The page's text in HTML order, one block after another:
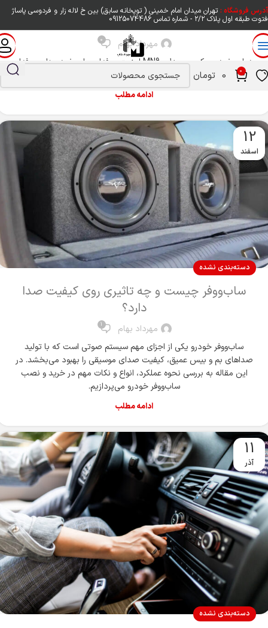
آدرس فروشگاه :تهران میدان امام خمینی ( توپخانه سابق) بین خ لاله زار و فردوسی پاساژ
فتوت طبقه اول پلاک ۲/۲ - شماره تماس 09125074486
0
0 تومان
ردیاب خودرو مکسون GPS
مهرداد بهام 0
ردیاب خودرو مکسون مدل MN90 امنیت حرفه‌ای برای خودروهای حرفه‌ای
اگر به دنبال یک راه‌حل دقیق، قا...
ادامه مطلب
12
اسفند
دسته‌بندی نشده
ساب‌ووفر چیست و چه تاثیری روی کیفیت صدا
دارد؟
مهرداد بهام 1
ساب‌ووفر خودرو یکی از اجزای مهم سیستم صوتی است که با تولید
صداهای بم و بیس عمیق، کیفیت صدای موسیقی را بهبود می‌بخشد. در
این مقاله به بررسی نحوه عملکرد، انواع و نکات مهم در خرید و نصب
ساب‌ووفر خودرو می‌پردازیم.
ادامه مطلب
11
آذر
دسته‌بندی نشده